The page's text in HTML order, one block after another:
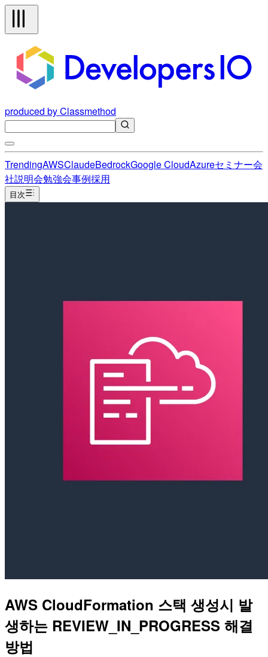
produced by Classmethod
TrendingAWSClaudeBedrockGoogle CloudAzureセミナー会
社説明会勉強会事例採用
目次
AWS CloudFormation 스택 생성시 발
생하는 REVIEW_IN_PROGRESS 해결
방법